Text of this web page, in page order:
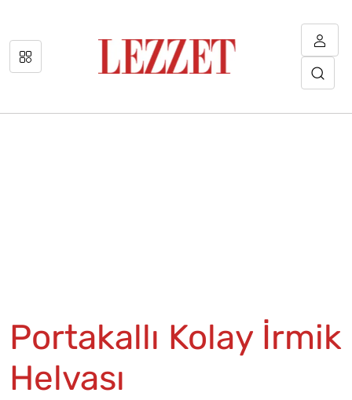
Portakallı Kolay İrmik
Helvası